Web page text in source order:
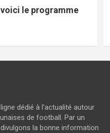
le programme
dédié à l'actualité autour
de football. Par un
la bonne information